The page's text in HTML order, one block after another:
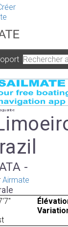
-
Airmate